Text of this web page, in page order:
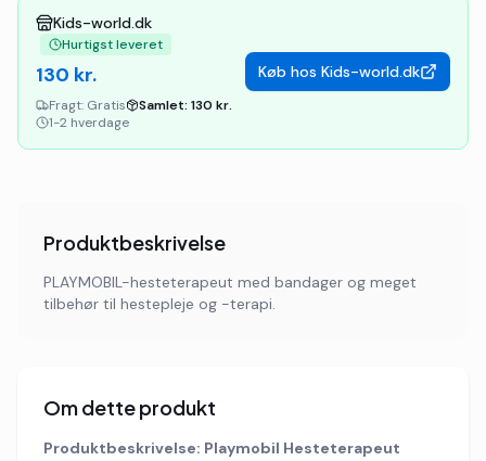
Kids-world.dk
Hurtigst leveret
130 kr.
Fragt: Gratis Samlet: 130 kr.
1-2 hverdage
Køb hos Kids-world.dk
Produktbeskrivelse
PLAYMOBIL-hesteterapeut med bandager og meget
tilbehør til hestepleje og -terapi.
Om dette produkt
Produktbeskrivelse: Playmobil Hesteterapeut